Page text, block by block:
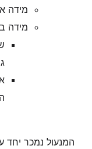
מידה א’
מידה ב’ /
המנעול נמכר